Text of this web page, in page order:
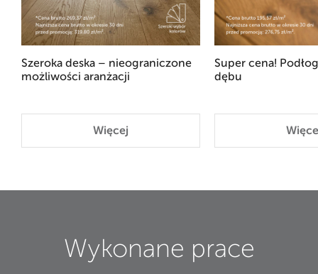
Szeroka deska – nieograniczone
możliwości aranżacji
Więcej
Super cena!
dębu
Wykonane prace